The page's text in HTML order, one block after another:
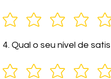
4. Qual o seu nível de